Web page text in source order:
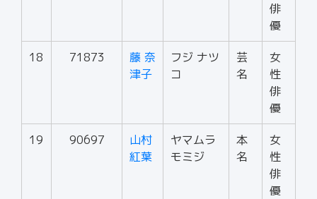
俳
優
18 71873
藤 奈
津子
フジ ナツ
コ
芸
名
女
性
俳
優
19 90697
山村
紅葉
ヤマムラ
モミジ
本
名
女
性
俳
優